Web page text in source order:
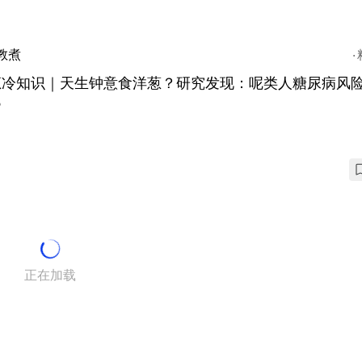
煮
知识｜天生钟意食洋葱？研究发现：呢类人糖尿病风
正在加载